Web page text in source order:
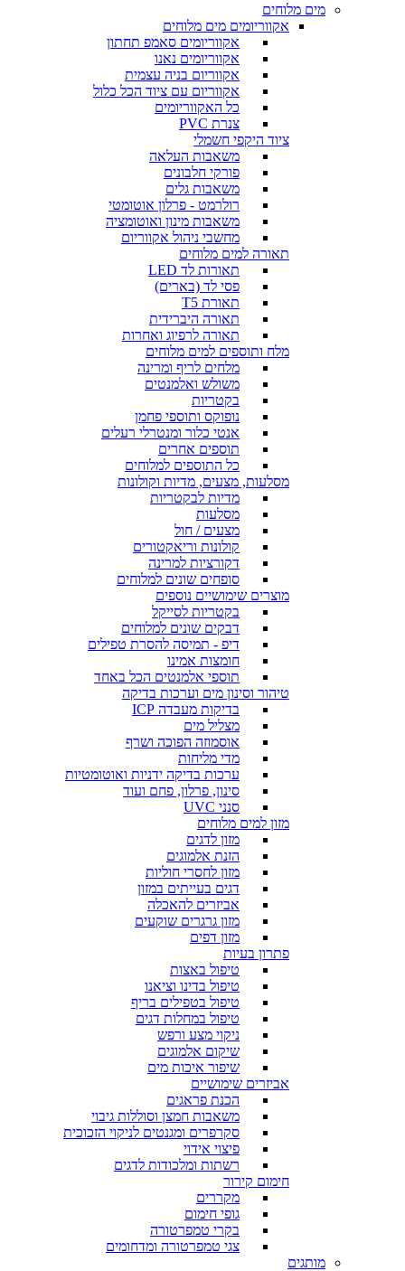
מים מלוחים
אקווריומים מים מלוחים
אקווריומים סאמפ תחתון
אקווריומים נאנו
אקווריום בניה עצמית
אקווריום עם ציוד הכל כלול
כל האקווריומים
צנרת PVC
ציוד היקפי חשמלי
משאבות העלאה
פורקי חלבונים
משאבות גלים
רולרמט - פרלון אוטומטי
משאבות מינון ואוטומציה
מחשבי ניהול אקווריום
תאורה למים מלוחים
תאורות לד LED
פסי לד (בארים)
תאורת T5
תאורה היברידית
תאורה לרפיוג ואחרות
מלח ותוספים למים מלוחים
מלחים לריף ומרינה
משולש ואלמנטים
בקטריות
נופוקס ותוספי פחמן
אנטי כלור ומנטרלי רעלים
תוספים אחרים
כל התוספים למלוחים
מסלעות, מצעים, מדיות וקולונות
מדיות לבקטריות
מסלעות
מצעים / חול
קולונות וריאקטורים
דקורציות למרינה
סופחים שונים למלוחים
מוצרים שימושיים נוספים
בקטריות לסייקל
דבקים שונים למלוחים
דיפ - תמיסה להסרת טפילים
חומצות אמינו
תוספי אלמנטים הכל באחד
טיהור וסינון מים וערכות בדיקה
בדיקות מעבדה ICP
מצליל מים
אוסמוזה הפוכה ושרף
מדי מליחות
ערכות בדיקה ידניות ואוטומטיות
סינון, פרלון, פחם ועוד
סנני UVC
מזון למים מלוחים
מזון לדגים
הזנת אלמוגים
מזון לחסרי חוליות
דגים בעייתים במזון
אביזרים להאכלה
מזון גרגרים שוקעים
מזון דפים
פתרון בעיות
טיפול באצות
טיפול בדינו וציאנו
טיפול בטפילים בריף
טיפול במחלות דגים
ניקוי מצע ורפש
שיקום אלמוגים
שיפור איכות מים
אביזרים שימושיים
הכנת פראגים
משאבות חמצן וסוללות גיבוי
סקרפרים ומגנטים לניקוי הזכוכית
פיצוי אידוי
רשתות ומלכודות לדגים
חימום קירור
מקררים
גופי חימום
בקרי טמפרטורה
צגי טמפרטורה ומדחומים
מותגים